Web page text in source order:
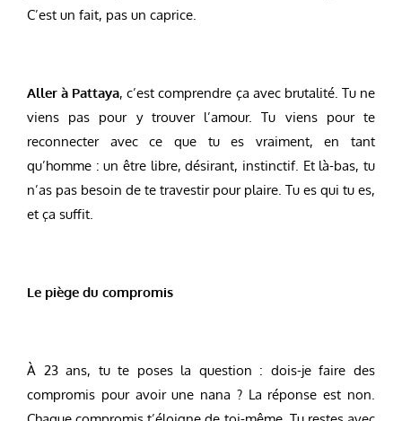
C’est un fait, pas un caprice.
Aller à Pattaya, c’est comprendre ça avec brutalité. Tu ne
viens pas pour y trouver l’amour. Tu viens pour te
reconnecter avec ce que tu es vraiment, en tant
qu’homme : un être libre, désirant, instinctif. Et là-bas, tu
n’as pas besoin de te travestir pour plaire. Tu es qui tu es,
et ça suffit.
Le piège du compromis
À 23 ans, tu te poses la question : dois-je faire des
compromis pour avoir une nana ? La réponse est non.